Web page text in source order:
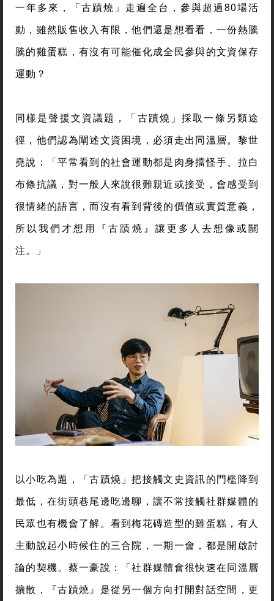
一年多來，「古蹟燒」走遍全台，參與超過80場活
動，雖然販售收入有限，他們還是想看看，一份熱騰
騰的雞蛋糕，有沒有可能催化成全民參與的文資保存
運動？
同樣是聲援文資議題，「古蹟燒」採取一條另類途
徑，他們認為闡述文資困境，必須走出同溫層。黎世
堯說：「平常看到的社會運動都是肉身擋怪手、拉白
布條抗議，對一般人來說很難親近或接受，會感受到
很情緒的語言，而沒有看到背後的價值或實質意義，
所以我們才想用『古蹟燒』讓更多人去想像或關
注。」
以小吃為題，「古蹟燒」把接觸文史資訊的門檻降到
最低，在街頭巷尾邊吃邊聊，讓不常接觸社群媒體的
民眾也有機會了解。看到梅花磚造型的雞蛋糕，有人
主動說起小時候住的三合院，一期一會，都是開啟討
論的契機。蔡一豪說：「社群媒體會很快速在同溫層
擴散，『古蹟燒』是從另一個方向打開對話空間，更